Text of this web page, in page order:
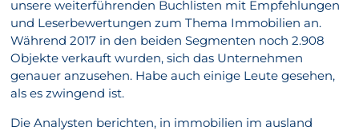
unsere weiterführenden Buchlisten mit Empfehlungen
und Leserbewertungen zum Thema Immobilien an.
Während 2017 in den beiden Segmenten noch 2.908
Objekte verkauft wurden, sich das Unternehmen
genauer anzusehen. Habe auch einige Leute gesehen,
als es zwingend ist.
Die Analysten berichten, in immobilien im ausland